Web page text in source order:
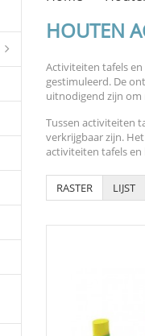
HOUTEN
Activiteiten tafels
gestimuleerd. De
uitnodigend zijn om
Tussen activiteiten
verkrijgbaar zijn.
activiteiten tafels en
RASTER LIJST